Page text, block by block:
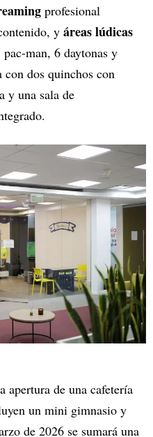
profesional
y áreas lúdicas
man, 6 daytonas y
dos quinchos con
y una sala de
apertura de una cafetería
un mini gimnasio y
de 2026 se sumará una